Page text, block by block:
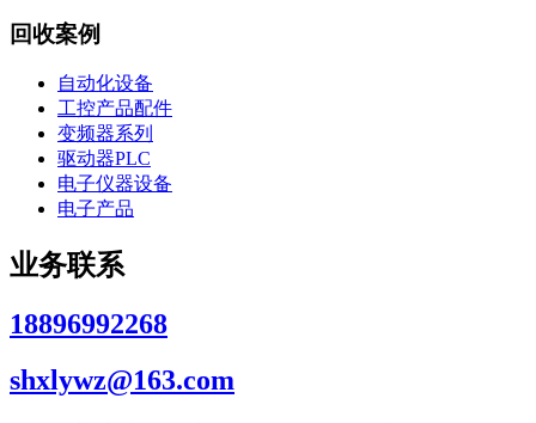
回收案例
自动化设备
工控产品配件
变频器系列
驱动器PLC
电子仪器设备
电子产品
业务联系
18896992268
shxlywz@163.com